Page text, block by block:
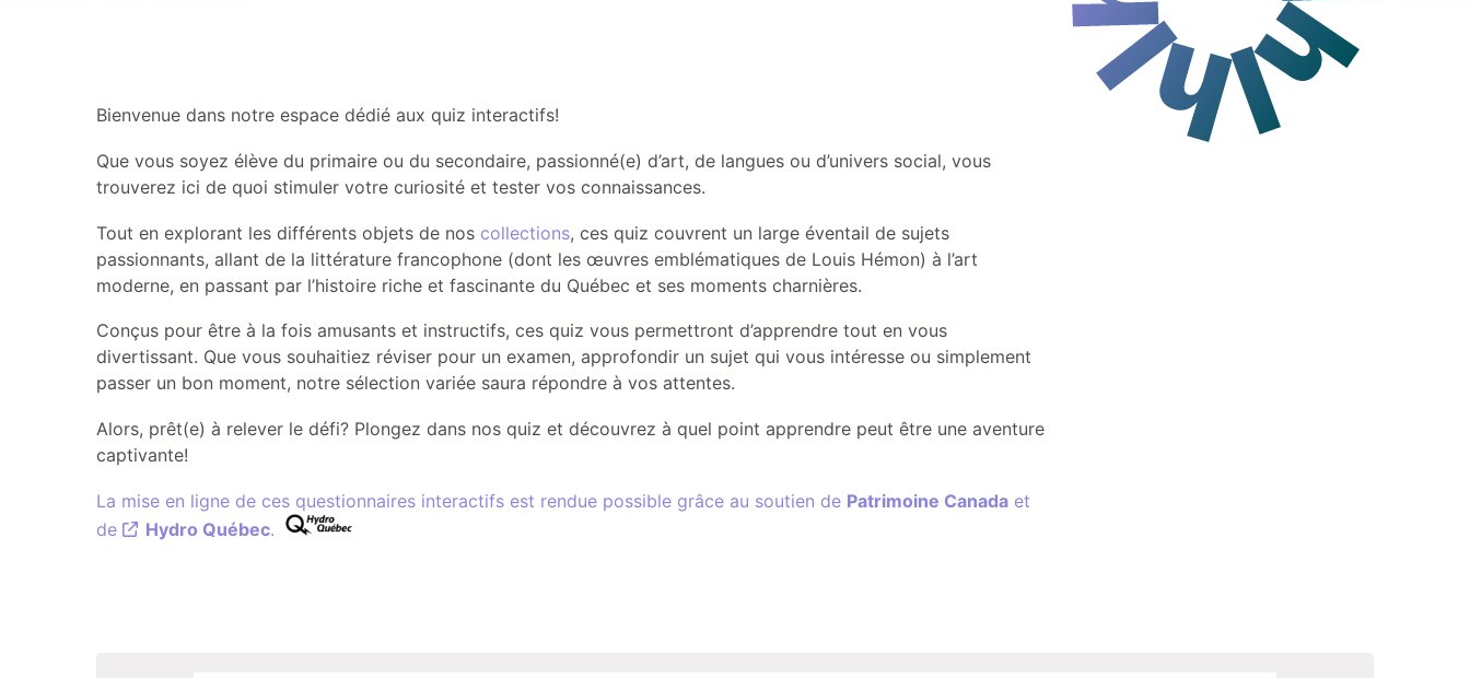
Bienvenue dans notre espace dédié aux quiz interactifs!
Que vous soyez élève du primaire ou du secondaire, passionné(e) d’art, de langues ou d’univers social, vous
trouverez ici de quoi stimuler votre curiosité et tester vos connaissances.
Tout en explorant les différents objets de nos collections, ces quiz couvrent un large éventail de sujets
passionnants, allant de la littérature francophone (dont les œuvres emblématiques de Louis Hémon) à l’art
moderne, en passant par l’histoire riche et fascinante du Québec et ses moments charnières.
Conçus pour être à la fois amusants et instructifs, ces quiz vous permettront d’apprendre tout en vous
divertissant. Que vous souhaitiez réviser pour un examen, approfondir un sujet qui vous intéresse ou simplement
passer un bon moment, notre sélection variée saura répondre à vos attentes.
Alors, prêt(e) à relever le défi? Plongez dans nos quiz et découvrez à quel point apprendre peut être une aventure
captivante!
La mise en ligne de ces questionnaires interactifs est rendue possible grâce au soutien de Patrimoine Canada et
de
Hydro Québec.